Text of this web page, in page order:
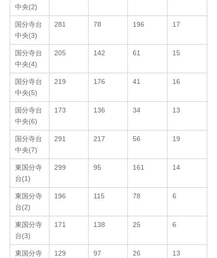
中央(2)
国分寺台
中央(3)
281 78 196 17
国分寺台
中央(4)
205 142 61 15
国分寺台
中央(5)
219 176 41 16
国分寺台
中央(6)
173 136 34 13
国分寺台
中央(7)
291 217 56 19
東国分寺
台(1)
299 95 161 14
東国分寺
台(2)
196 115 78 6
東国分寺
台(3)
171 138 25 6
東国分寺
129 97 26 13